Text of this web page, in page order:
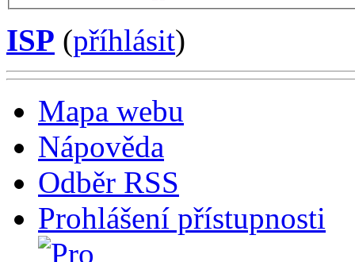
ISP (příhlásit)
Mapa webu
Nápověda
Odběr RSS
Prohlášení přístupnosti